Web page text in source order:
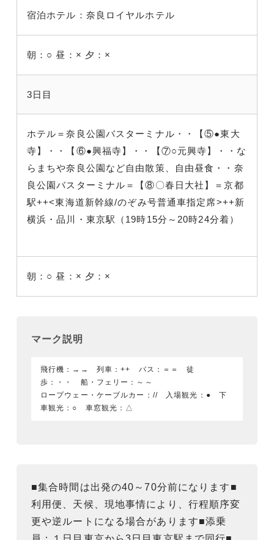
宿泊ホテル：奈良ロイヤルホテル
朝：○ 昼：× 夕：×
3日目
ホテル＝奈良公園バスターミナル・・【⑤●東大
寺】・・【⑥●興福寺】・・【⑦○元興寺】・・な
らまちや奈良公園など自由散策、自由昼食・・奈
良公園バスターミナル＝【⑧〇春日大社】＝京都
駅++<東海道新幹線/のぞみ号普通車指定席>++新
横浜・品川・東京駅（19時15分～20時24分着）
朝：○ 昼：× 夕：×
マーク説明
飛行機：→→ 列車：++ バス：＝＝ 徒
歩：・・ 船・フェリー：～～
ロープウェー・ケーブルカー：// 入場観光：● 下
車観光：○ 車窓観光：△
■集合時間は出発の40～70分前になります■
利用便、天候、現地事情により、行程順序変
更や逆ルートになる場合があります■添乗